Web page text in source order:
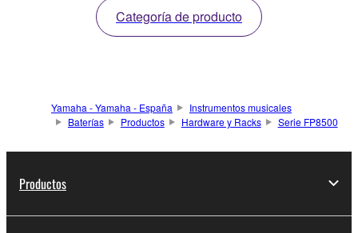
Categoría de producto
Yamaha - Yamaha - España
Instrumentos musicales
Baterías
Productos Hardware y Racks Serie FP8500
Productos